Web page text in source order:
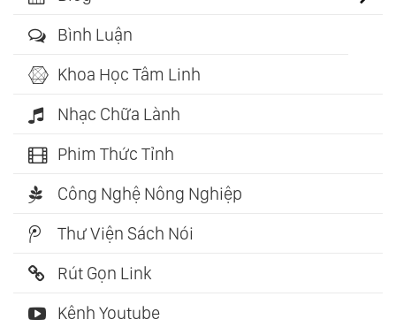
Bình Luận
Khoa Học Tâm Linh
Nhạc Chữa Lành
Phim Thức Tỉnh
Công Nghệ Nông Nghiệp
Thư Viện Sách Nói
Rút Gọn Link
Kênh Youtube